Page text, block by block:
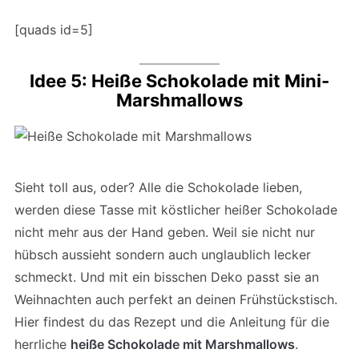
[quads id=5]
Idee 5: Heiße Schokolade mit Mini-
Marshmallows
Sieht toll aus, oder? Alle die Schokolade lieben,
werden diese Tasse mit köstlicher heißer Schokolade
nicht mehr aus der Hand geben. Weil sie nicht nur
hübsch aussieht sondern auch unglaublich lecker
schmeckt. Und mit ein bisschen Deko passt sie an
Weihnachten auch perfekt an deinen Frühstückstisch.
Hier findest du das Rezept und die Anleitung für die
herrliche heiße Schokolade mit Marshmallows.